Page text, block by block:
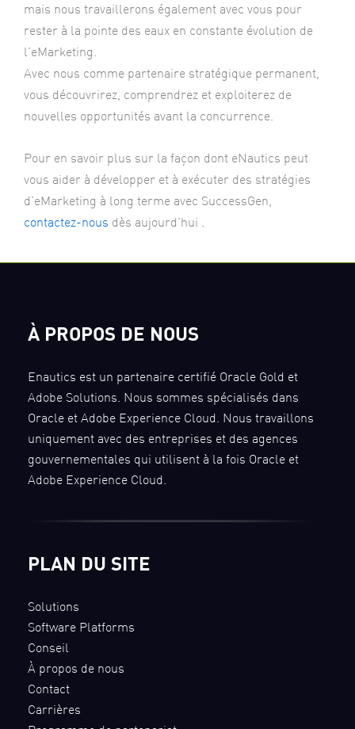
mais nous travaillerons également avec vous pour
rester à la pointe des eaux en constante évolution de
l’eMarketing.
Avec nous comme partenaire stratégique permanent,
vous découvrirez, comprendrez et exploiterez de
nouvelles opportunités avant la concurrence.
Pour en savoir plus sur la façon dont eNautics peut
vous aider à développer et à exécuter des stratégies
d’eMarketing à long terme avec SuccessGen,
contactez-nous dès aujourd’hui .
À PROPOS DE NOUS
Enautics est un partenaire certifié Oracle Gold et
Adobe Solutions. Nous sommes spécialisés dans
Oracle et Adobe Experience Cloud. Nous travaillons
uniquement avec des entreprises et des agences
gouvernementales qui utilisent à la fois Oracle et
Adobe Experience Cloud.
PLAN DU SITE
Solutions
Software Platforms
Conseil
À propos de nous
Contact
Carrières